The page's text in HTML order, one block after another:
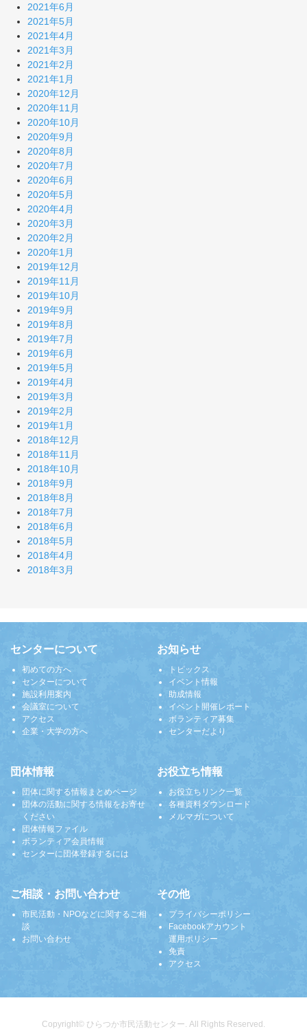
2021年6月
2021年5月
2021年4月
2021年3月
2021年2月
2021年1月
2020年12月
2020年11月
2020年10月
2020年9月
2020年8月
2020年7月
2020年6月
2020年5月
2020年4月
2020年3月
2020年2月
2020年1月
2019年12月
2019年11月
2019年10月
2019年9月
2019年8月
2019年7月
2019年6月
2019年5月
2019年4月
2019年3月
2019年2月
2019年1月
2018年12月
2018年11月
2018年10月
2018年9月
2018年8月
2018年7月
2018年6月
2018年5月
2018年4月
2018年3月
センターについて
初めての方へ
センターについて
施設利用案内
会議室について
アクセス
企業・大学の方へ
お知らせ
トピックス
イベント情報
助成情報
イベント開催レポート
ボランティア募集
センターだより
団体情報
団体に関する情報まとめページ
団体の活動に関する情報をお寄せ
ください
団体情報ファイル
ボランティア会員情報
センターに団体登録するには
お役立ち情報
お役立ちリンク一覧
各種資料ダウンロード
メルマガについて
ご相談・お問い合わせ
市民活動・NPOなどに関するご相
談
お問い合わせ
その他
プライバシーポリシー
Facebookアカウント
運用ポリシー
免責
アクセス
Copyright© ひらつか市民活動センター. All Rights Reserved.